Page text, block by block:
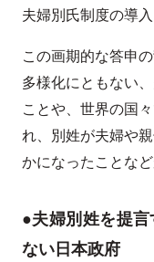
夫婦別氏制度の導
この画期的な答申
多様化にともない
ことや、世界の国
れ、別姓が夫婦や
かになったことなど
●夫婦別姓を提
ない日本政府